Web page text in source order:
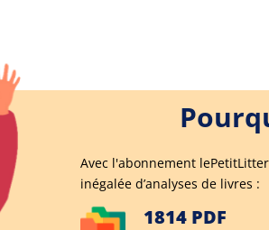
Avec l'abonnement
inégalée d’analyses de livres :
1814 PDF